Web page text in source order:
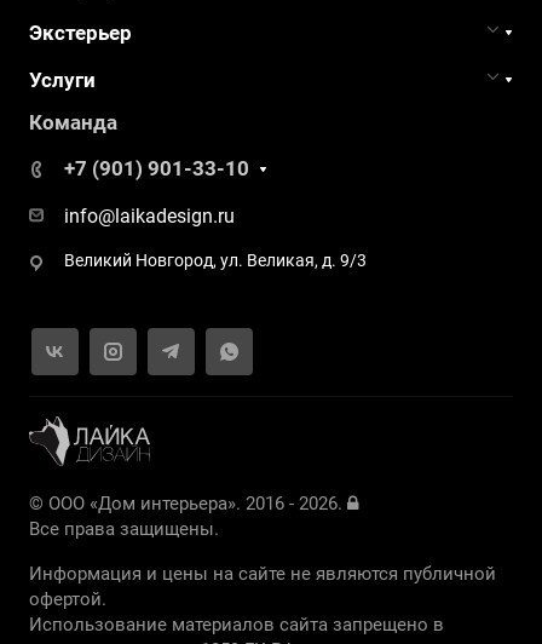
Экстерьер
Услуги
Команда
+7 (901) 901-33-10
info@laikadesign.ru
Великий Новгород, ул. Великая, д. 9/3
© ООО «Дом интерьера». 2016 - 2026.
Все права защищены.
Информация и цены на сайте не являются публичной
офертой.
Использование материалов сайта запрещено в